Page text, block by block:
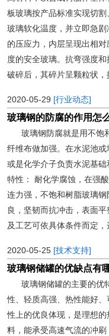
板玻璃按产品标准实现切
玻璃软化温度，并立即急
的压应力，内层呈现出相
度的安全玻璃。抗弯强度
破碎后，其碎片呈颗粒状，
2020-05-29 [行业动态]
玻璃钢的防腐的作用怎
玻璃钢防腐就是用不饱
纤维布做加强。在水泥池
或是化学介子负责水泥基
特性： 耐化学腐蚀，在强
连力强，不饱和树脂玻璃
良，坚韧而抗冲击，表面
及工艺可依具体条件而定
2020-05-25 [技术支持]
玻璃钢储罐的优缺点有
玻璃钢储罐的主要的优
性、轻质高强、热性能好
性上的优良体现，是理想
料，能承受高速气流的冲